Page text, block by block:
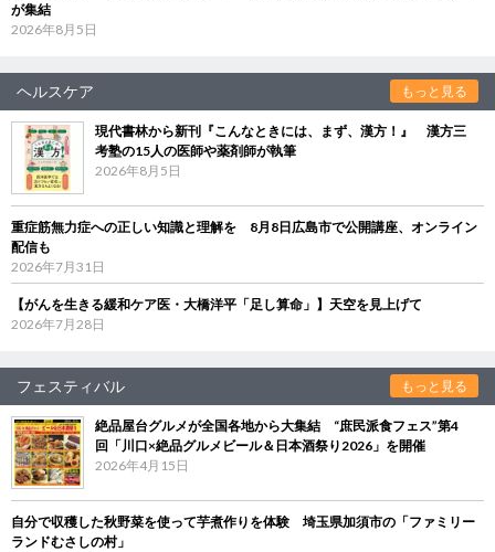
が集結
2026年8月5日
ヘルスケア もっと見る
現代書林から新刊『こんなときには、まず、漢方！』 漢方三
考塾の15人の医師や薬剤師が執筆
2026年8月5日
重症筋無力症への正しい知識と理解を 8月8日広島市で公開講座、オンライン
配信も
2026年7月31日
【がんを生きる緩和ケア医・大橋洋平「足し算命」】天空を見上げて
2026年7月28日
フェスティバル もっと見る
絶品屋台グルメが全国各地から大集結 “庶民派食フェス”第4
回「川口×絶品グルメビール＆日本酒祭り2026」を開催
2026年4月15日
自分で収穫した秋野菜を使って芋煮作りを体験 埼玉県加須市の「ファミリー
ランドむさしの村」